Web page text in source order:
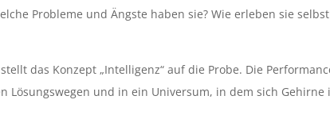
Probleme und Ängste haben sie? Wie erleben sie selbst
das Konzept „Intelligenz“ auf die Probe. Die
Lösungswegen und in ein Universum, in dem sich Gehirne